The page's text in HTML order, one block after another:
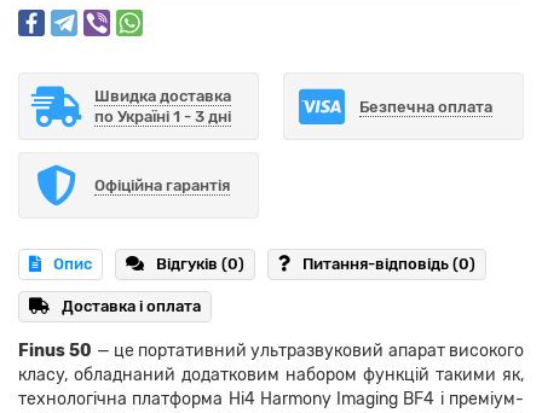
Швидка доставка
по Україні 1 - 3 дні
Безпечна оплата
Офіційна гарантія
Опис Відгуків (0) Питання-відповідь (0)
Доставка і оплата
Finus50 — це портативний ультразвуковий апарат високого
класу, обладнаний додатковим набором функцій такими як,
технологічна платформа Hi4 Harmony Imaging BF4 і преміум-